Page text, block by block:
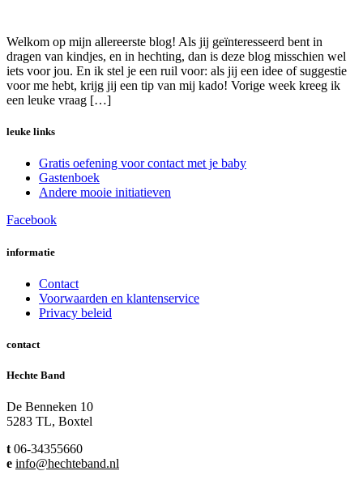
Welkom op mijn allereerste blog! Als jij geïnteresseerd bent in
dragen van kindjes, en in hechting, dan is deze blog misschien wel
iets voor jou. En ik stel je een ruil voor: als jij een idee of suggestie
voor me hebt, krijg jij een tip van mij kado! Vorige week kreeg ik
een leuke vraag […]
leuke links
Gratis oefening voor contact met je baby
Gastenboek
Andere mooie initiatieven
Facebook
informatie
Contact
Voorwaarden en klantenservice
Privacy beleid
contact
Hechte Band
De Benneken 10
5283 TL, Boxtel
t 06-34355660
e info@hechteband.nl